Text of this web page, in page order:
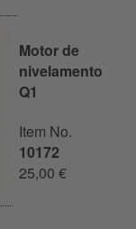
Motor de
nivelamento
Q1
Item No.
10172
25,00 €